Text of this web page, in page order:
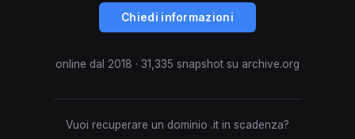
Chiedi informazioni
online dal 2018 · 31,335 snapshot su archive.org
Vuoi recuperare un dominio .it in scadenza?